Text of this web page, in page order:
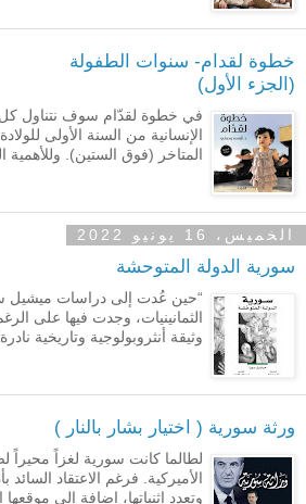
خطوة لقدام- سنوات الطفولة
(الجزء الأول)
في خطوة لقدّام سوف نتناول كل
الإنسانية من السنة الأولى
المتاخر (فوق الستين). وللأهمية
الخميس، 16 يونيو 2022
سورية الدولة المتوحشة
“حين عُدت إلى دراسات ميشيل
الثمانينيات، وجدت فيها على
وثيقة أنثروبولوجية وتاريخية نادرة
ورثة سورية ( اختيار بشار بالنار )
لطالما كانت سورية لغزاً محيراً
الأميركية. فرغم الاعتقاد السائد
وتعدد إثنياتها، إضافة إلى موقعها